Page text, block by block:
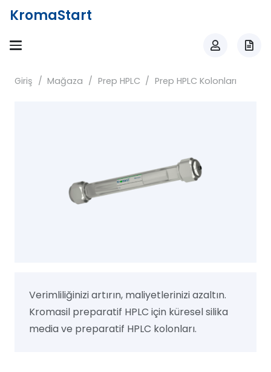
KromaStart
Giriş / Mağaza / Prep HPLC / Prep HPLC Kolonları
Verimliliğinizi artırın, maliyetlerinizi azaltın.
Kromasil preparatif HPLC için küresel silika
media ve preparatif HPLC kolonları.